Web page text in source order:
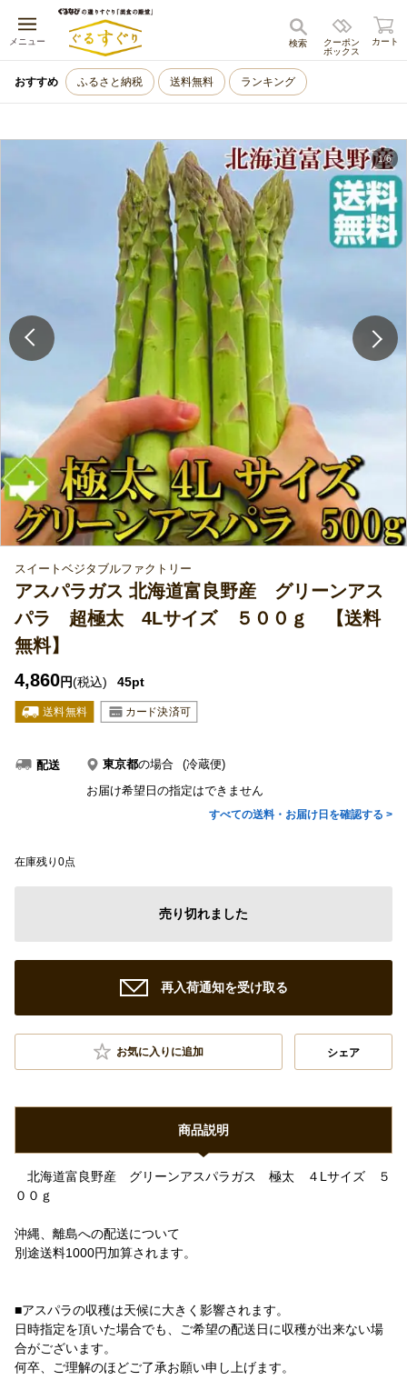
メニュー
キャンセル
クーポン
ボックス
検索 カート
おすすめ ふるさと納税 送料無料 ランキング
1/6
スイートベジタブルファクトリー
アスパラガス 北海道富良野産 グリーンアス
パラ 超極太 4Lサイズ ５００ｇ 【送料
無料】
4,860円(税込) 45pt
配送 東京都の場合
(冷蔵便)
お届け希望日の指定はできません
すべての送料・お届け日を確認する >
在庫残り0点
売り切れました
再入荷通知を受け取る
お気に入りに追加 シェア
商品説明
北海道富良野産 グリーンアスパラガス 極太 ４Lサイズ ５
００ｇ
沖縄、離島への配送について
別途送料1000円加算されます。
■アスパラの収穫は天候に大きく影響されます。
日時指定を頂いた場合でも、ご希望の配送日に収穫が出来ない場
合がございます。
何卒、ご理解のほどご了承お願い申し上げます。